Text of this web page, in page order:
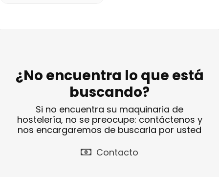
¿No encuentra lo que está
buscando?
Si no encuentra su maquinaria de
hostelería, no se preocupe: contáctenos y
nos encargaremos de buscarla por usted
Contacto